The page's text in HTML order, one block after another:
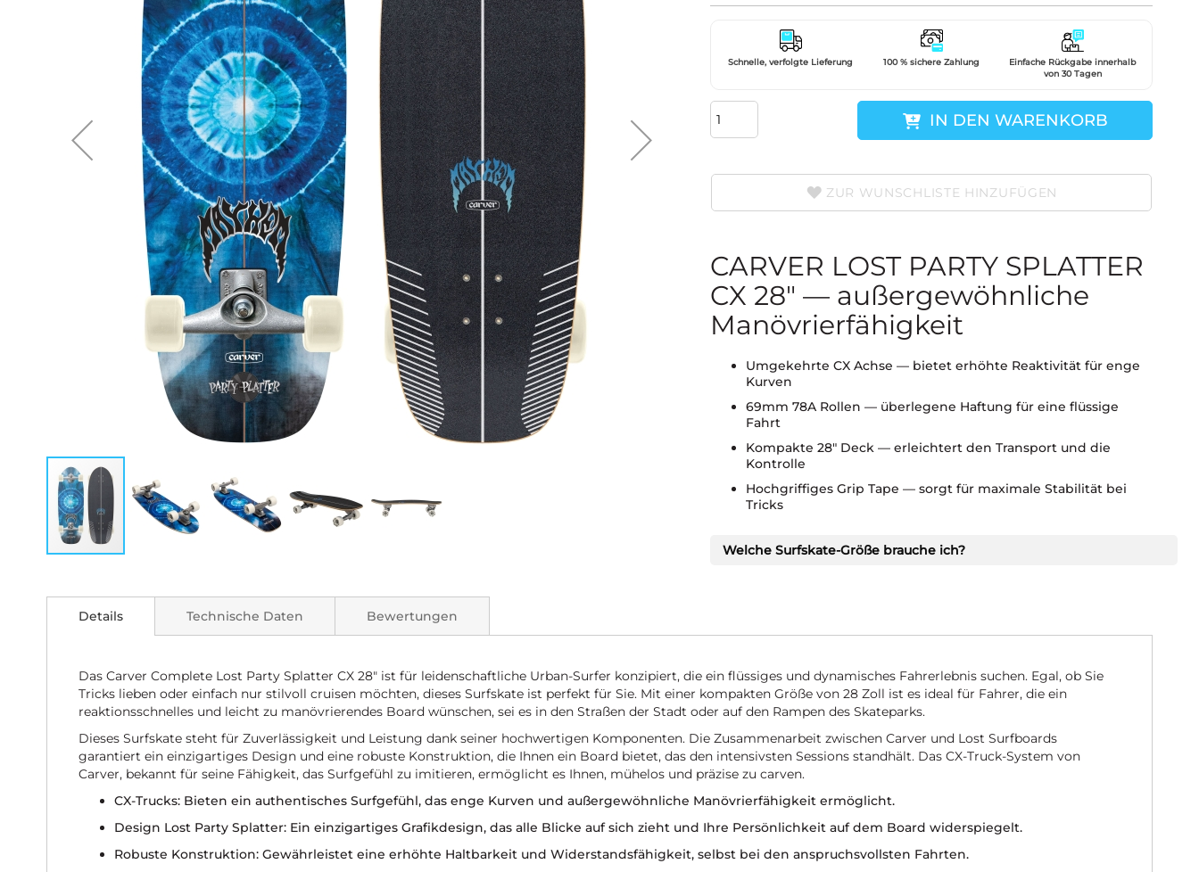
der
Bildgalerie
Schnelle, verfolgte Lieferung 100 % sichere Zahlung
Einfache Rückgabe innerhalb
von 30 Tagen
IN DEN WARENKORB
ZUR WUNSCHLISTE HINZUFÜGEN
CARVER LOST PARTY SPLATTER
CX 28" — außergewöhnliche
Manövrierfähigkeit
Umgekehrte CX Achse — bietet erhöhte Reaktivität für enge
Kurven
69mm 78A Rollen — überlegene Haftung für eine flüssige
Fahrt
Kompakte 28" Deck — erleichtert den Transport und die
Kontrolle
Hochgriffiges Grip Tape — sorgt für maximale Stabilität bei
Tricks
Welche Surfskate-Größe brauche ich?
Details
Das Carver Complete Lost Party Splatter CX 28" ist für leidenschaftliche Urban-Surfer konzipiert, die ein flüssiges und dynamisches Fahrerlebnis suchen. Egal, ob Sie
Tricks lieben oder einfach nur stilvoll cruisen möchten, dieses Surfskate ist perfekt für Sie. Mit einer kompakten Größe von 28 Zoll ist es ideal für Fahrer, die ein
reaktionsschnelles und leicht zu manövrierendes Board wünschen, sei es in den Straßen der Stadt oder auf den Rampen des Skateparks.
Dieses Surfskate steht für Zuverlässigkeit und Leistung dank seiner hochwertigen Komponenten. Die Zusammenarbeit zwischen Carver und Lost Surfboards
garantiert ein einzigartiges Design und eine robuste Konstruktion, die Ihnen ein Board bietet, das den intensivsten Sessions standhält. Das CX-Truck-System von
Carver, bekannt für seine Fähigkeit, das Surfgefühl zu imitieren, ermöglicht es Ihnen, mühelos und präzise zu carven.
CX-Trucks: Bieten ein authentisches Surfgefühl, das enge Kurven und außergewöhnliche Manövrierfähigkeit ermöglicht.
Design Lost Party Splatter: Ein einzigartiges Grafikdesign, das alle Blicke auf sich zieht und Ihre Persönlichkeit auf dem Board widerspiegelt.
Robuste Konstruktion: Gewährleistet eine erhöhte Haltbarkeit und Widerstandsfähigkeit, selbst bei den anspruchsvollsten Fahrten.
Technische Daten Bewertungen